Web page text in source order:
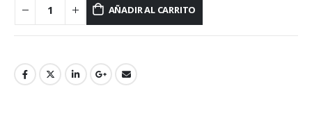
AÑADIR AL CARRITO